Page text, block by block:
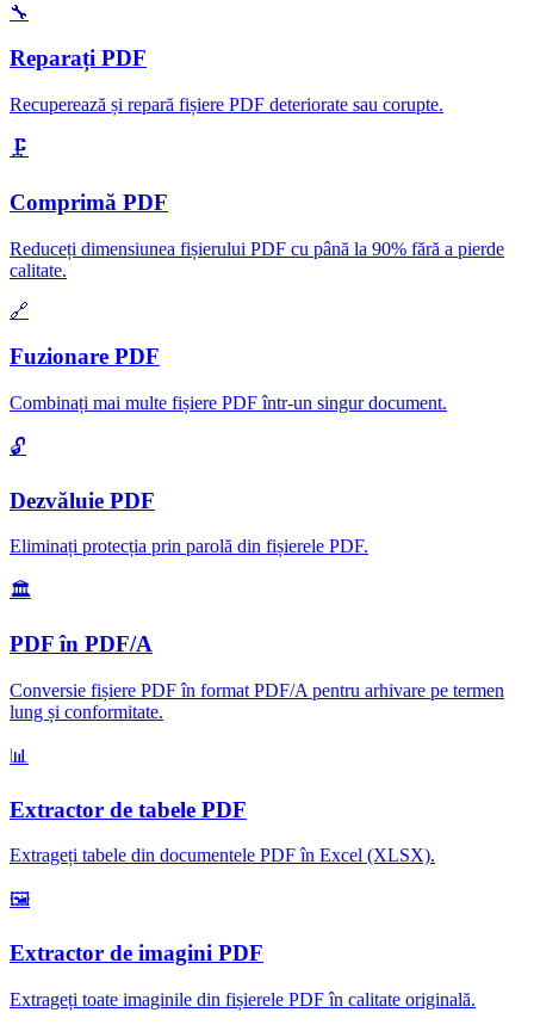
🔧
Reparați PDF
Recuperează și repară fișiere PDF deteriorate sau corupte.
🗜️
Comprimă PDF
Reduceți dimensiunea fișierului PDF cu până la 90% fără a pierde
calitate.
🔗
Fuzionare PDF
Combinați mai multe fișiere PDF într-un singur document.
🔓
Dezvăluie PDF
Eliminați protecția prin parolă din fișierele PDF.
🏛️
PDF în PDF/A
Conversie fișiere PDF în format PDF/A pentru arhivare pe termen
lung și conformitate.
📊
Extractor de tabele PDF
Extrageți tabele din documentele PDF în Excel (XLSX).
🖼️
Extractor de imagini PDF
Extrageți toate imaginile din fișierele PDF în calitate originală.